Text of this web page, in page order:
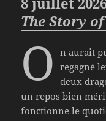
The Story
O n aurait
regagné
deux
un repos bien
fonctionne le